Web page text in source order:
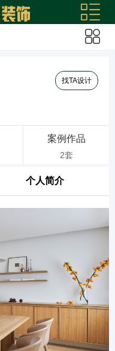
找TA设计
案例作品
2套
个人简介